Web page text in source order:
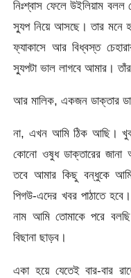
নিঃশ্বাস ফেলে উইলিয়াম
স্যুপ নিয়ে আসছে। তার মনে
ফ্যাকাসে আর বিধ্বস্ত
স্যুপটা ভাল লাগবে আমার।
আর মালিক, একজন ডাক্তার
না, এখন আমি ঠিক আছি।
কোনো ওষুধ ডাক্তারের জানা
তবে আমার কিছু বন্ধুকে
পিগউ-এদের খবর পাঠাতে
নাম আমি তোমাকে পরে
বিছানা ছাড়ব।
একা হয়ে যেতেই বার-বার